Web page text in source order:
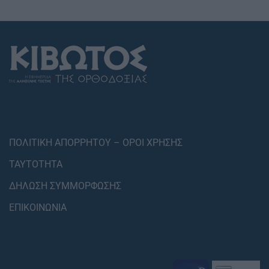
ΠΟΛΙΤΙΚΗ ΑΠΟΡΡΗΤΟΥ – ΟΡΟΙ ΧΡΗΣΗΣ
ΤΑΥΤΟΤΗΤΑ
ΔΗΛΩΣΗ ΣΥΜΜΟΡΦΩΣΗΣ
ΕΠΙΚΟΙΝΩΝΙΑ